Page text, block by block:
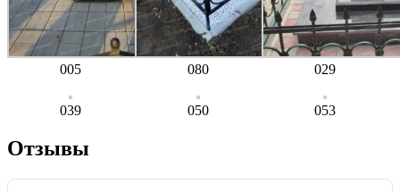
005 080 029
039 050 053
Отзывы